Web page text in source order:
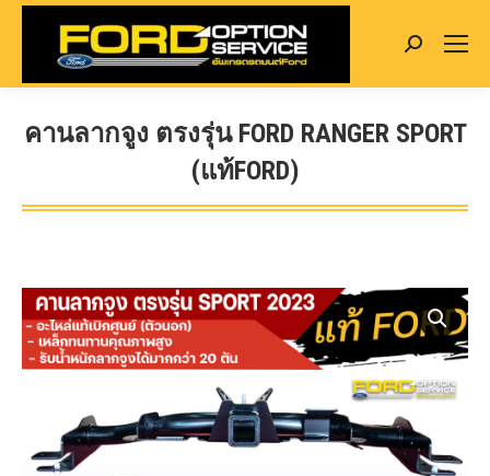
Search:
คานลากจูง ตรงรุ่น FORD RANGER SPORT
(แท้FORD)
You are here: